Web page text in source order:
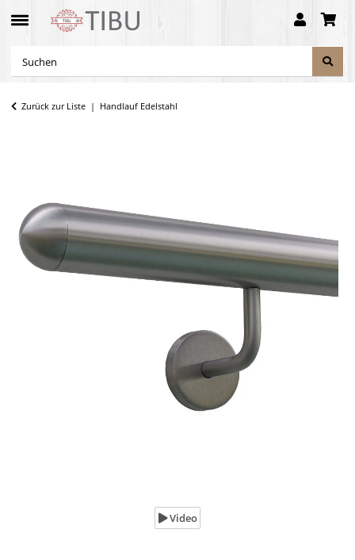
Zurück zur Liste Handlauf Edelstahl
Video